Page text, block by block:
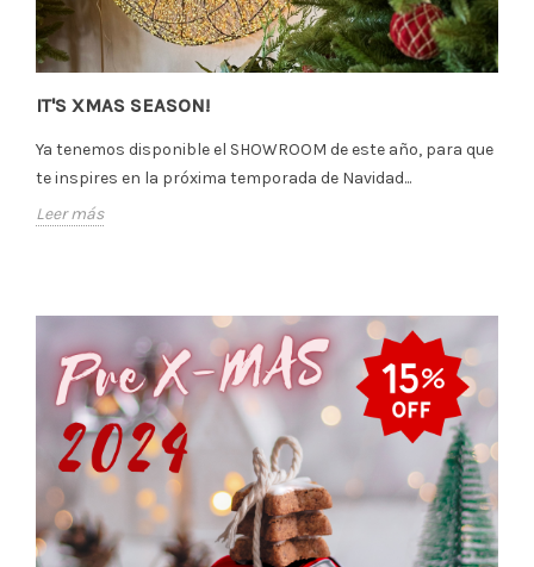
IT'S XMAS SEASON!
Ya tenemos disponible el SHOWROOM de este año, para que
te inspires en la próxima temporada de Navidad...
Leer más